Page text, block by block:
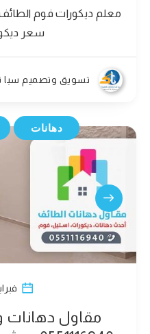
معلم ديكورات فوم
سعر
تسويق وتصميم سبا
دهانات
فبراير 10,
مقاول دهانات